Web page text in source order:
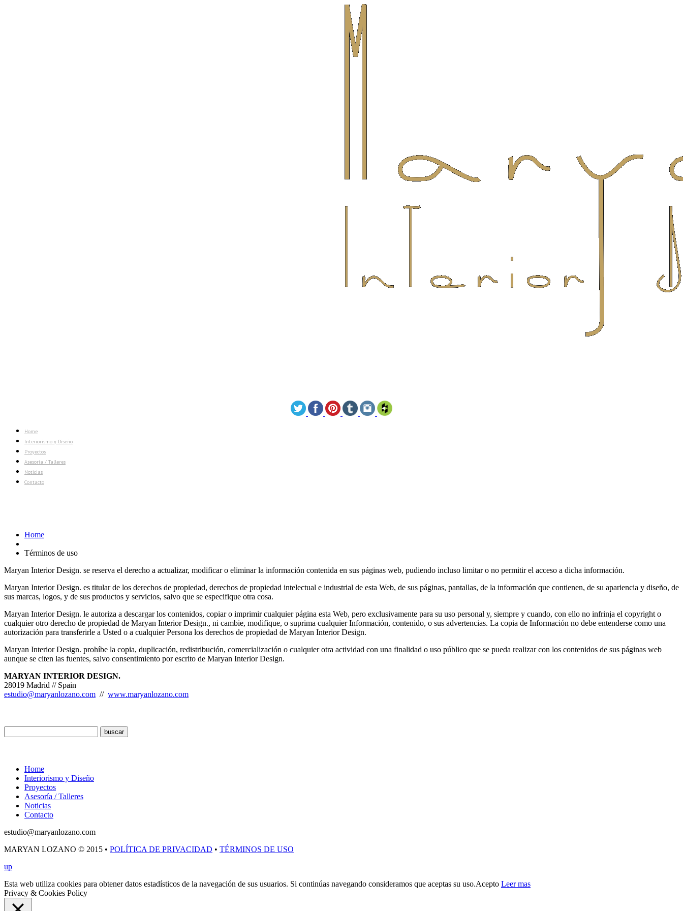
Home
Interiorismo y Diseño
Proyectos
Asesoría / Talleres
Noticias
Contacto
Home
Términos de uso
Maryan Interior Design. se reserva el derecho a actualizar, modificar o eliminar la información contenida en sus páginas web, pudiendo incluso limitar o no permitir el acceso a dicha información.
Maryan Interior Design. es titular de los derechos de propiedad, derechos de propiedad intelectual e industrial de esta Web, de sus páginas, pantallas, de la información que contienen, de su apariencia y diseño, de
sus marcas, logos, y de sus productos y servicios, salvo que se especifique otra cosa.
Maryan Interior Design. le autoriza a descargar los contenidos, copiar o imprimir cualquier página esta Web, pero exclusivamente para su uso personal y, siempre y cuando, con ello no infrinja el copyright o
cualquier otro derecho de propiedad de Maryan Interior Design., ni cambie, modifique, o suprima cualquier Información, contenido, o sus advertencias. La copia de Información no debe entenderse como una
autorización para transferirle a Usted o a cualquier Persona los derechos de propiedad de Maryan Interior Design.
Maryan Interior Design. prohíbe la copia, duplicación, redistribución, comercialización o cualquier otra actividad con una finalidad o uso público que se pueda realizar con los contenidos de sus páginas web
aunque se citen las fuentes, salvo consentimiento por escrito de Maryan Interior Design.
MARYAN INTERIOR DESIGN.
28019 Madrid // Spain
estudio@maryanlozano.com // www.maryanlozano.com
Home
Interiorismo y Diseño
Proyectos
Asesoría / Talleres
Noticias
Contacto
estudio@maryanlozano.com
MARYAN LOZANO © 2015 • POLÍTICA DE PRIVACIDAD • TÉRMINOS DE USO
up
Esta web utiliza cookies para obtener datos estadísticos de la navegación de sus usuarios. Si continúas navegando consideramos que aceptas su uso.Acepto Leer mas
Privacy & Cookies Policy